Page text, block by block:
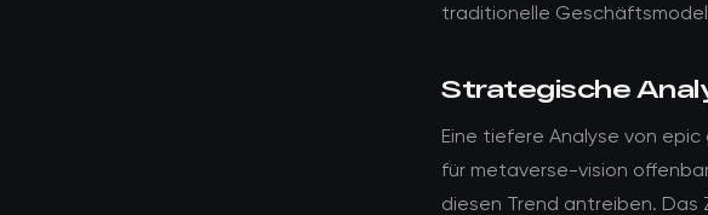
traditionelle
Strategische
Eine tiefere Analyse von
für metaverse-vision
diesen Trend antreiben.